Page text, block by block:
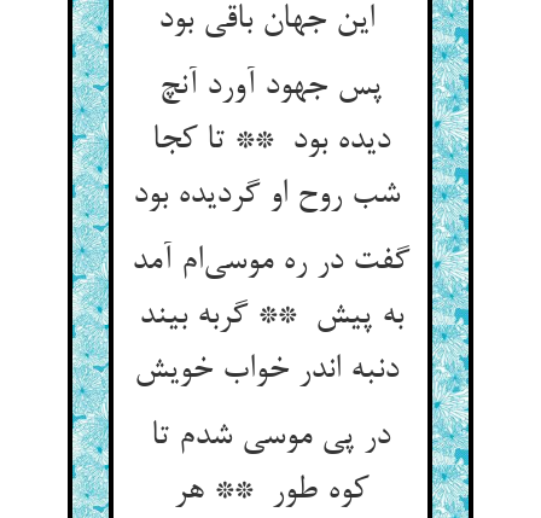
این جهان باقی بود
پس جهود آورد آنچ
دیده بود ** تا کجا
شب روح او گردیده بود
گفت در ره موسی‌ام آمد
به پیش ** گربه بیند
دنبه اندر خواب خویش
در پی موسی شدم تا
کوه طور ** هر